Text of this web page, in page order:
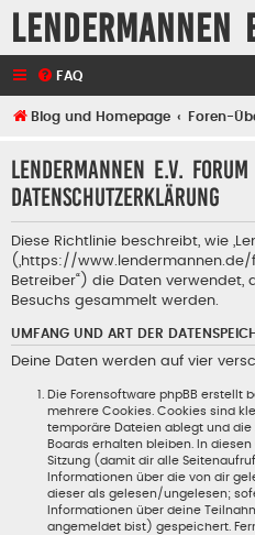
Lendermannen
FAQ
Blog und Homepage Foren-
Lendermannen e.V.
Datenschutzerklärung
Diese Richtlinie beschreibt, wie
(„https://www.lendermannen.de/
Betreiber“) die Daten verwendet,
Besuchs gesammelt werden.
UMFANG UND ART DER
Deine Daten werden auf vier
Die Forensoftware phpBB erstellt
mehrere Cookies. Cookies sind
temporäre Dateien ablegt und
Boards erhalten bleiben. In
Sitzung (damit dir alle
Informationen über die von dir
dieser als gelesen/ungelesen;
Informationen über deine
angemeldet bist) gespeichert.